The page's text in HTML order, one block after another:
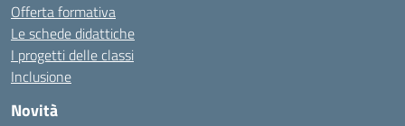
Offerta formativa
Le schede didattiche
I progetti delle classi
Inclusione
Novità